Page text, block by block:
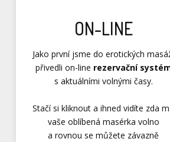
ON-LINE
Jako první jsme do erotických
přivedli on-line rezervační
s aktuálními volnými časy.
Stačí si kliknout a ihned vidíte zda
vaše oblíbená masérka volno
a rovnou se můžete závazně